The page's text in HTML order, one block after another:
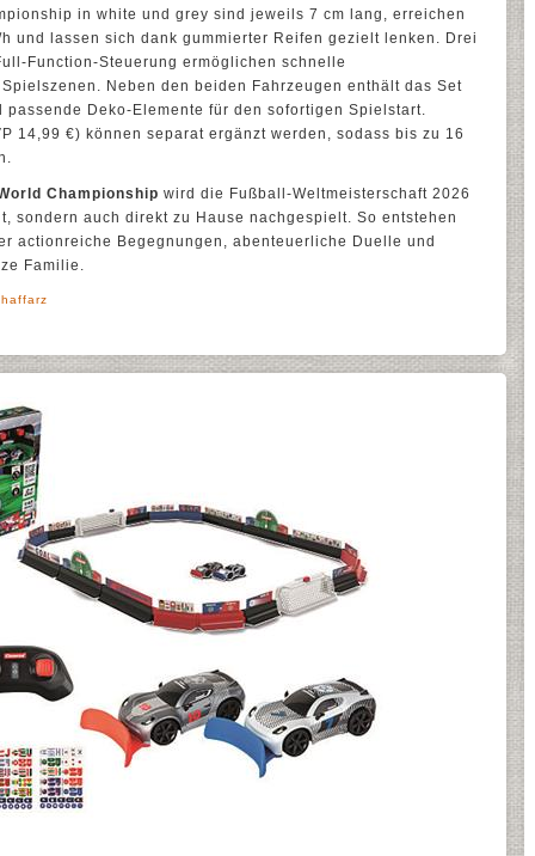
in white und grey sind jeweils 7 cm lang, erreichen
und lassen sich dank gummierter Reifen gezielt lenken. Drei
Function-Steuerung ermöglichen schnelle
Neben den beiden Fahrzeugen enthält das Set
Deko-Elemente für den sofortigen Spielstart.
14,99 €) können separat ergänzt werden, sodass bis zu 16
Championship wird die Fußball-Weltmeisterschaft 2026
sondern auch direkt zu Hause nachgespielt. So entstehen
actionreiche Begegnungen, abenteuerliche Duelle und
Familie.